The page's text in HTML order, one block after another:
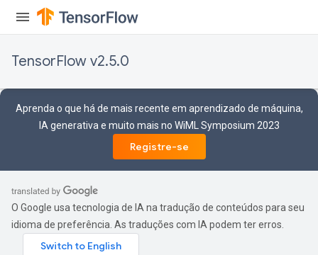
TensorFlow v2.5.0
Aprenda o que há de mais recente em aprendizado de máquina,
IA generativa e muito mais no WiML Symposium 2023
Registre-se
O Google usa tecnologia de IA na tradução de conteúdos para seu
idioma de preferência. As traduções com IA podem ter erros.